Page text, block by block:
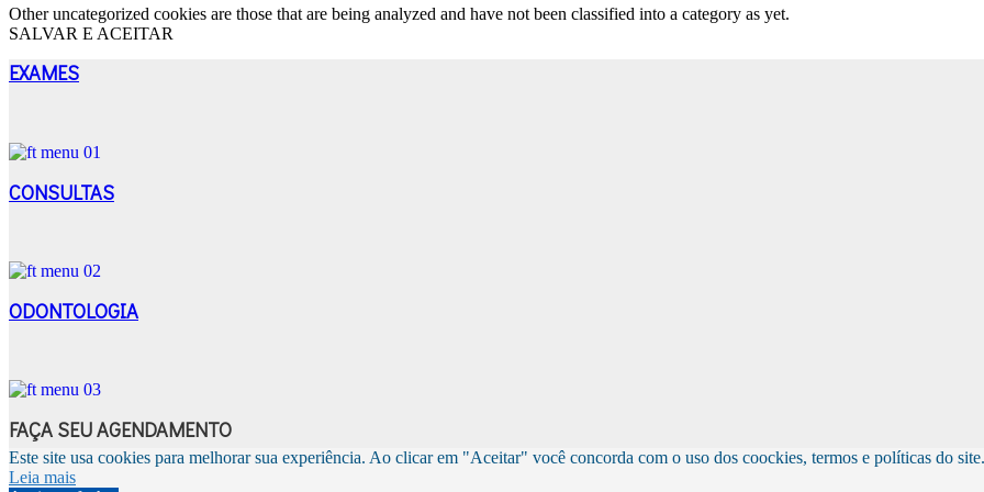
Este site usa cookies para melhorar sua experiência. Ao clicar em "Aceitar" você concorda com o uso dos coockies, termos e políticas do site.
Leia mais
Other uncategorized cookies are those that are being analyzed and have not been classified into a category as yet.
SALVAR E ACEITAR
EXAMES
CONSULTAS
ODONTOLOGIA
FAÇA SEU AGENDAMENTO